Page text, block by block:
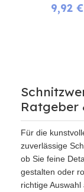
9,92 €
Ratgeber
Für die
zuverlässige
ob Sie feine
gestalten oder
richtige